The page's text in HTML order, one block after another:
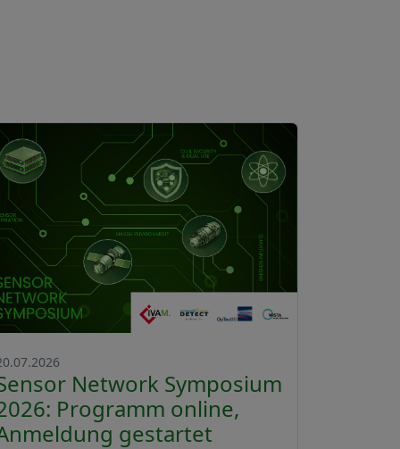
Network Symposium
Programm online,
gestartet